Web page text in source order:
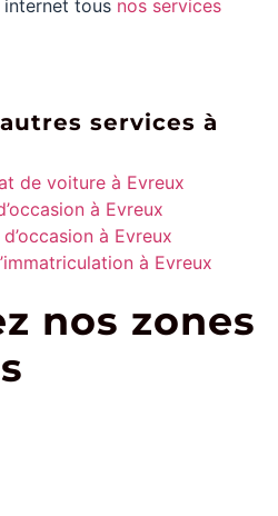
tous nos services
services à
de voiture à Evreux
à Evreux
à Evreux
à Evreux
nos zones